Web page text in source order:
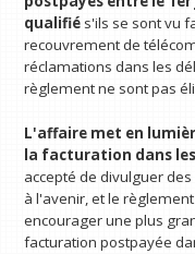
qualifié s'ils se sont vu
recouvrement de
réclamations dans les
règlement ne sont pas
L'affaire met en
la facturation dans
accepté de divulguer
à l'avenir, et le
encourager une plus
facturation postpayée